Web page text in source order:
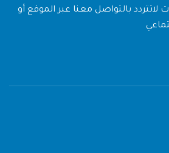
بالتواصل معنا عبر الموقع أو